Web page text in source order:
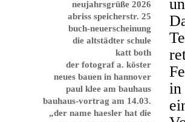
neujahrsgrüße 2026
abriss speicherstr. 25
buch-neuerscheinung
die altstädter schule
katt both
der fotograf a. köster
neues bauen in hannover
paul klee am bauhaus
bauhaus-vortrag am 14.03.
„der name haesler hat die